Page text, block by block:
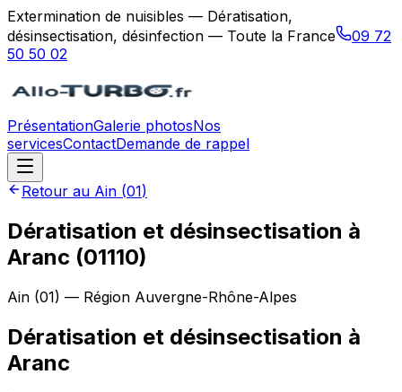
Extermination de nuisibles — Dératisation,
désinsectisation, désinfection — Toute la France
09 72
50 50 02
PrésentationGalerie photosNos
servicesContactDemande de rappel
Retour au Ain (01)
Dératisation et désinsectisation à
Aranc (01110)
Ain (01) — Région Auvergne-Rhône-Alpes
Dératisation et désinsectisation à
Aranc